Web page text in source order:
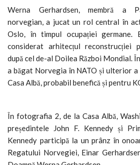
Werna Gerhardsen, membră a
norvegian, a jucat un rol central în
Oslo, în timpul ocupației germane.
considerat arhitecțul reconstrucției
după cel de-al Doilea Război Mondial.
a băgat Norvegia în NATO și ulterior
Casa Albă, probabil benefică și pentru
În fotografia 2, de la Casa Albă,
președintele John F. Kennedy și
Kennedy participă la un prânz în
Regatului Norvegiei, Einar